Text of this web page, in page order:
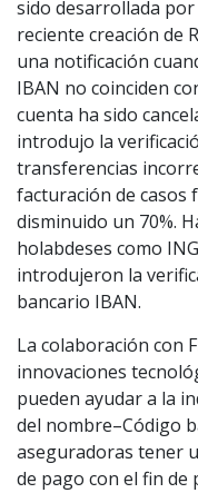
sido desarrollada por
reciente creación de
una notificación
IBAN no coinciden
cuenta ha sido
introdujo la
transferencias
facturación de casos
disminuido un 70%.
holabdeses como
introdujeron la
bancario IBAN.
La colaboración con
innovaciones
pueden ayudar a la
del nombre–Código
aseguradoras tener
de pago con el fin de